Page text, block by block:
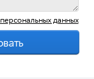
персональных данных